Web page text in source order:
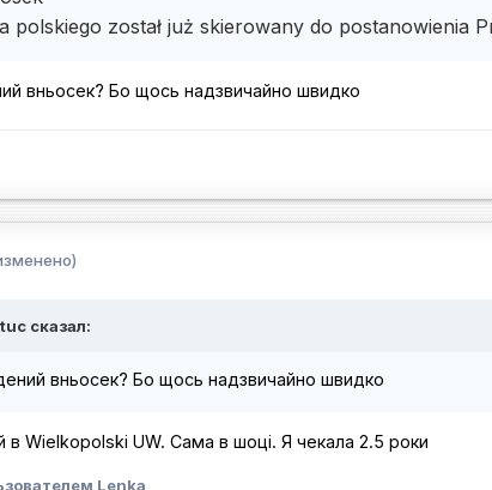
polskiego został już skierowany do postanowienia
вньосек? Бо щось надзвичайно швидко
сказал:
вньосек? Бо щось надзвичайно швидко
в Wielkopolski UW. Сама в шоці. Я чекала 2.5 роки
Lenka